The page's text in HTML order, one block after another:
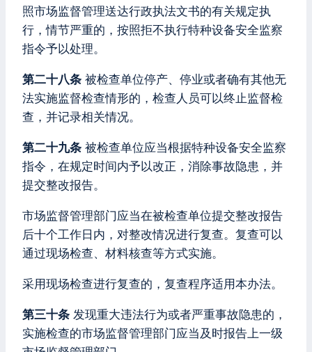
照市场监督管理送达行政执法文书的有关规定执
行，情节严重的，按照拒不执行特种设备安全监察
指令予以处理。
第二十八条 被检查单位停产、停业或者确有其他无
法实施监督检查情形的，检查人员可以终止监督检
查，并记录相关情况。
第二十九条 被检查单位应当根据特种设备安全监察
指令，在规定时间内予以改正，消除事故隐患，并
提交整改报告。
市场监督管理部门应当在被检查单位提交整改报告
后十个工作日内，对整改情况进行复查。复查可以
通过现场检查、材料核查等方式实施。
采用现场检查进行复查的，复查程序适用本办法。
第三十条 发现重大违法行为或者严重事故隐患的，
实施检查的市场监督管理部门应当及时报告上一级